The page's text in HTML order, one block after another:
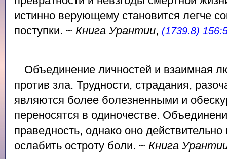
истинно верующему становится легче
поступки. ~ Книга Урантии, (1739.8)
Объединение личностей и взаимная
против зла. Трудности, страдания,
являются более болезненными и
переносятся в одиночестве.
праведность, однако оно
ослабить остроту боли. ~ Книга